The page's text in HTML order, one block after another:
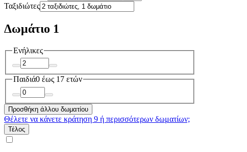
Ταξιδιώτες
Δωμάτιο 1
Ενήλικες
Παιδιά0 έως 17 ετών
Προσθήκη άλλου δωματίου
Θέλετε να κάνετε κράτηση 9 ή περισσότερων δωματίων;
Τέλος